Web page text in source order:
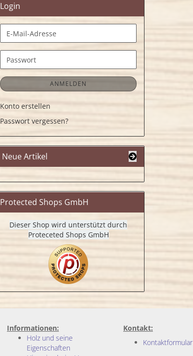
Login
E-
Mail-
Adresse
Passwort
ANMELDEN
Konto erstellen
Passwort vergessen?
Neue Artikel
Protected Shops GmbH
Dieser Shop wird unterstützt durch
Proteceted Shops GmbH
Informationen:
Holz und seine
Eigenschaften
Kontakt:
Kontaktformular